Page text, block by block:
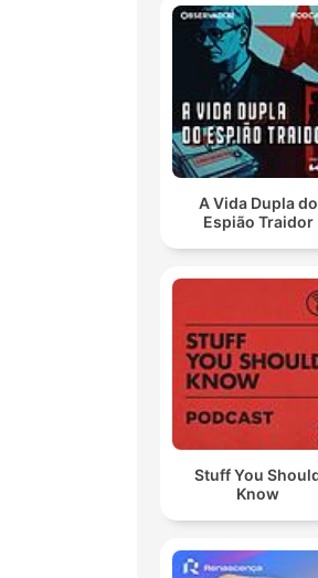
A Vida Dupla do
Espião Traidor
Stuff You
Know